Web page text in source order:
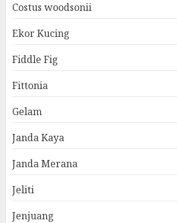
Costus woodsonii
Ekor Kucing
Fiddle Fig
Fittonia
Gelam
Janda Kaya
Janda Merana
Jeliti
Jenjuang